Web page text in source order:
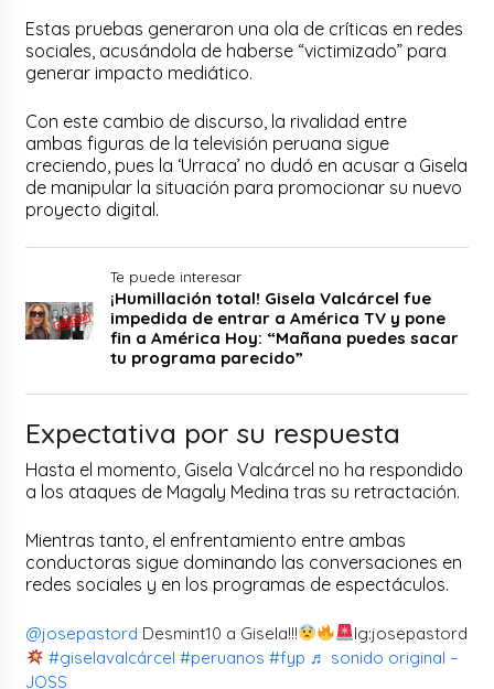
Estas pruebas generaron una ola de críticas en redes
sociales, acusándola de haberse “victimizado” para
generar impacto mediático.
Con este cambio de discurso, la rivalidad entre
ambas figuras de la televisión peruana sigue
creciendo, pues la ‘Urraca’ no dudó en acusar a Gisela
de manipular la situación para promocionar su nuevo
proyecto digital.
Te puede interesar
¡Humillación total! Gisela Valcárcel fue
impedida de entrar a América TV y pone
fin a América Hoy: “Mañana puedes sacar
tu programa parecido”
Expectativa por su respuesta
Hasta el momento, Gisela Valcárcel no ha respondido
a los ataques de Magaly Medina tras su retractación.
Mientras tanto, el enfrentamiento entre ambas
conductoras sigue dominando las conversaciones en
redes sociales y en los programas de espectáculos.
@josepastord Desmint10 a Gisela!!!
Ig:josepastord
#giselavalcárcel #peruanos #fyp ♬ sonido original –
JOSS